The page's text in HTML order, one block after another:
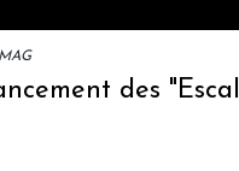
des "Escales